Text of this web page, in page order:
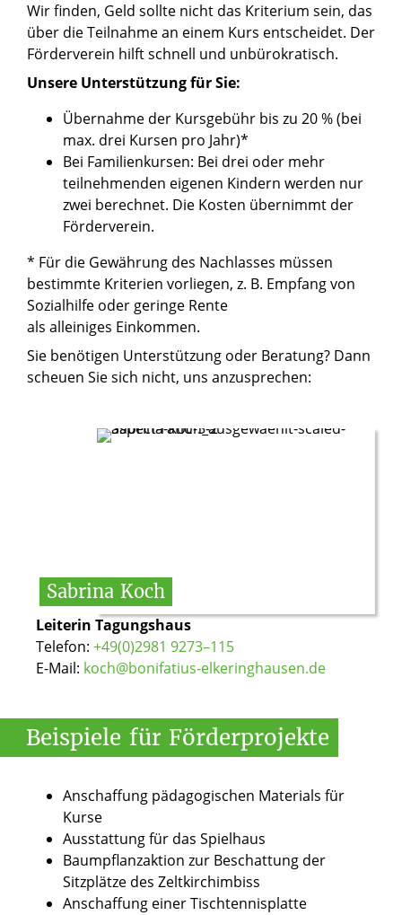
Wir finden, Geld sollte nicht das Kriterium sein, das
über die Teilnahme an einem Kurs entscheidet. Der
Förderverein hilft schnell und unbürokratisch.
Unsere Unterstützung für Sie:
Übernahme der Kursgebühr bis zu 20 % (bei
max. drei Kursen pro Jahr)*
Bei Familienkursen: Bei drei oder mehr
teilnehmenden eigenen Kindern werden nur
zwei berechnet. Die Kosten übernimmt der
Förderverein.
* Für die Gewährung des Nachlasses müssen
bestimmte Kriterien vorliegen, z. B. Empfang von
Sozialhilfe oder geringe Rente
als alleiniges Einkommen.
Sie benötigen Unterstützung oder Beratung? Dann
scheuen Sie sich nicht, uns anzusprechen:
Sabrina Koch
Leiterin Tagungshaus
Telefon: +49(0)2981 9273–115
E-Mail: koch@bonifatius-elkeringhausen.de
Beispiele für Förderprojekte
Anschaffung pädagogischen Materials für
Kurse
Ausstattung für das Spielhaus
Baumpflanzaktion zur Beschattung der
Sitzplätze des Zeltkirchimbiss
Anschaffung einer Tischtennisplatte